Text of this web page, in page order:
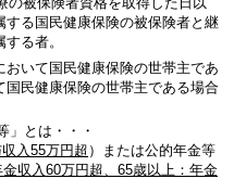
する国民健康保険の被保険者と継
る者。
いて国民健康保険の世帯主であ
国民健康保険の世帯主である場合
」とは・・・
入55万円超 ）または公的年金等
収入60万円超、65歳以上：年金